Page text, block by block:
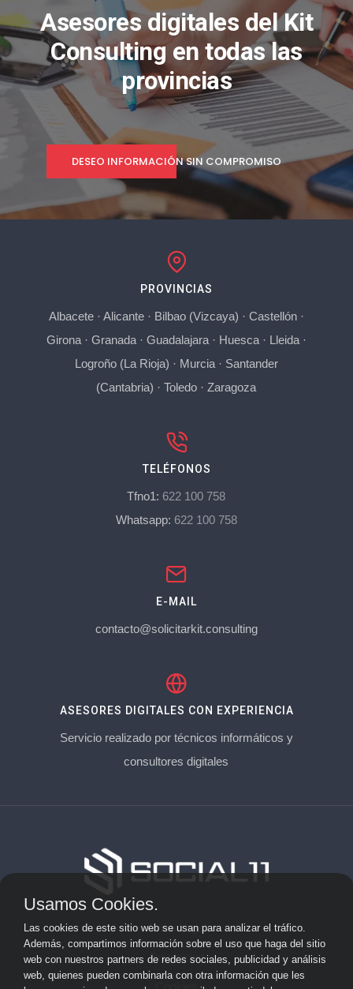
Asesores digitales del Kit
Consulting en todas las
provincias
DESEO INFORMACIÓN SIN COMPROMISO
PROVINCIAS
Albacete· Alicante· Bilbao (Vizcaya) · Castellón·
Girona· Granada· Guadalajara· Huesca· Lleida·
Logroño (La Rioja) · Murcia· Santander
(Cantabria) ·Toledo ·Zaragoza
TELÉFONOS
Tfno1: 622 100 758
Whatsapp: 622 100 758
E-MAIL
contacto@solicitarkit.consulting
ASESORES DIGITALES CON EXPERIENCIA
Servicio realizado por técnicos informáticos y
consultores digitales
Aviso Legal
Privacidad
Usamos Cookies.
Las cookies de este sitio web se usan para analizar el tráfico.
Además, compartimos información sobre el uso que haga del sitio
web con nuestros partners de redes sociales, publicidad y análisis
web, quienes pueden combinarla con otra información que les